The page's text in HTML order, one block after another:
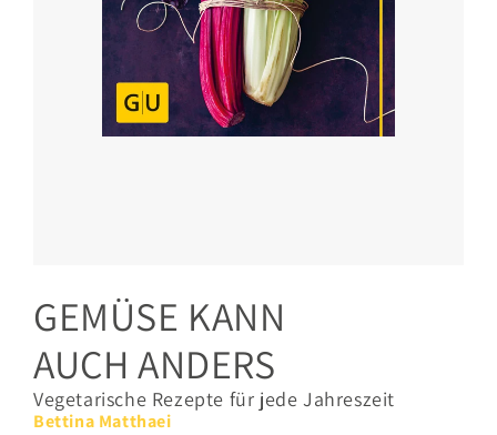
GEMÜSE KANN
AUCH ANDERS
Vegetarische Rezepte für jede Jahreszeit
Bettina Matthaei